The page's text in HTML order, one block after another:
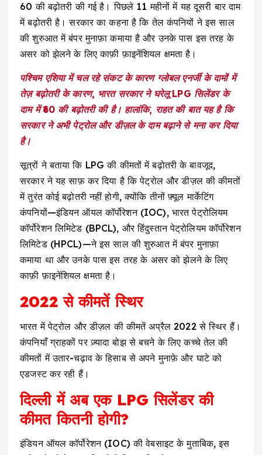
₹60 की बढ़ोतरी की गई है। पिछले 11 महीनों में यह दूसरी बार दाम
में बढ़ोतरी है। सरकार का कहना है कि तेल कंपनियों ने इस साल
की शुरुआत में बंपर मुनाफ़ा कमाया है और उनके पास इस तरह के
असर को झेलने के लिए काफ़ी फ़ाइनेंशियल क्षमता है।
पश्चिम एशिया में चल रहे संकट के कारण ग्लोबल एनर्जी के दामों में
तेज़ बढ़ोतरी के कारण, भारत सरकार ने घरेलू LPG सिलेंडर के
दाम में ₹60 की बढ़ोतरी की है। हालांकि, राहत की बात यह है कि
सरकार ने अभी पेट्रोल और डीज़ल के दाम बढ़ाने से मना कर दिया
है।
सूत्रों ने बताया कि LPG की कीमतों में बढ़ोतरी के बावजूद,
सरकार ने यह साफ़ कर दिया है कि पेट्रोल और डीज़ल की कीमतों
में तुरंत कोई बढ़ोतरी नहीं होगी, क्योंकि तीनों फ़्यूल मार्केटिंग
कंपनियों—इंडियन ऑयल कॉर्पोरेशन (IOC), भारत पेट्रोलियम
कॉर्पोरेशन लिमिटेड (BPCL), और हिंदुस्तान पेट्रोलियम कॉर्पोरेशन
लिमिटेड (HPCL)—ने इस साल की शुरुआत में बंपर मुनाफ़ा
कमाया था और उनके पास इस तरह के असर को झेलने के लिए
काफ़ी फ़ाइनेंशियल क्षमता है।
2022 से कीमतें स्थिर
भारत में पेट्रोल और डीज़ल की कीमतें अप्रैल 2022 से स्थिर हैं।
कंपनियाँ ग्राहकों पर ज़्यादा बोझ से बचने के लिए कच्चे तेल की
कीमतों में उतार-चढ़ाव के हिसाब से अपने मुनाफ़े और घाटे को
एडजस्ट कर रही हैं।
दिल्ली में अब एक LPG सिलेंडर की
कीमत कितनी होगी?
इंडियन ऑयल कॉर्पोरेशन (IOC) की वेबसाइट के मुताबिक, इस